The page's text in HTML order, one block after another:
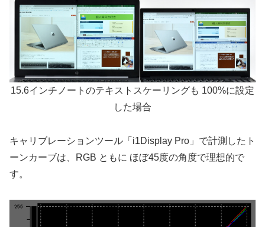
15.6インチノートのテキストスケーリングも 100%に設定
した場合
キャリブレーションツール「i1Display Pro」で計測したト
ーンカーブは、RGB ともに ほぼ45度の角度で理想的で
す。